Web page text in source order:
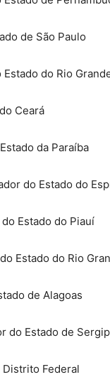
de São Paulo
Estado do Rio
Ceará
da Paraíba
do Estado do
Estado do Piauí
Estado do Rio
de Alagoas
do Estado de
Distrito Federal